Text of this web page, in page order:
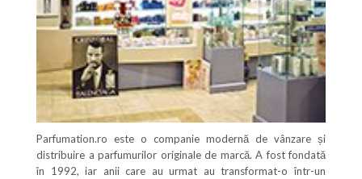
Parfumation.ro este o companie modernă de vânzare și
distribuire a parfumurilor originale de marcă. A fost fondată
în 1992, iar anii care au urmat au transformat-o într-un